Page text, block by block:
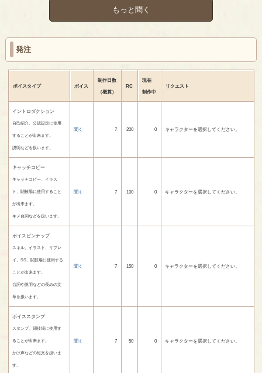
もっと聞く
発注
ボイスタイプ ボイス
制作日数
（概算）
RC
現在
制作中
リクエスト
イントロダクション
自己紹介、公認設定に使用
することが出来ます。
説明などを扱います。
聞く 7 200 0 キャラクターを選択してください。
キャッチコピー
キャッチコピー、イラス
ト、闘技場に使用すること
が出来ます。
キメ台詞などを扱います。
聞く 7 100 0 キャラクターを選択してください。
ボイスピンナップ
スキル、イラスト、リプレ
イ、SS、闘技場に使用する
ことが出来ます。
台詞や説明などの長めの文
章を扱います。
聞く 7 150 0 キャラクターを選択してください。
ボイススタンプ
スタンプ、闘技場に使用す
ることが出来ます。
かけ声などの短文を扱いま
す。
聞く 7 50 0 キャラクターを選択してください。